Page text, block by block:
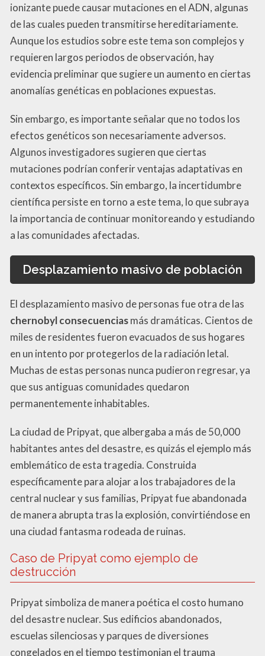
ionizante puede causar mutaciones en el ADN, algunas
de las cuales pueden transmitirse hereditariamente.
Aunque los estudios sobre este tema son complejos y
requieren largos periodos de observación, hay
evidencia preliminar que sugiere un aumento en ciertas
anomalías genéticas en poblaciones expuestas.
Sin embargo, es importante señalar que no todos los
efectos genéticos son necesariamente adversos.
Algunos investigadores sugieren que ciertas
mutaciones podrían conferir ventajas adaptativas en
contextos específicos. Sin embargo, la incertidumbre
científica persiste en torno a este tema, lo que subraya
la importancia de continuar monitoreando y estudiando
a las comunidades afectadas.
Desplazamiento masivo de población
El desplazamiento masivo de personas fue otra de las
chernobyl consecuenciasmás dramáticas. Cientos de
miles de residentes fueron evacuados de sus hogares
en un intento por protegerlos de la radiación letal.
Muchas de estas personas nunca pudieron regresar, ya
que sus antiguas comunidades quedaron
permanentemente inhabitables.
La ciudad de Pripyat, que albergaba a más de 50,000
habitantes antes del desastre, es quizás el ejemplo más
emblemático de esta tragedia. Construida
específicamente para alojar a los trabajadores de la
central nuclear y sus familias, Pripyat fue abandonada
de manera abrupta tras la explosión, convirtiéndose en
una ciudad fantasma rodeada de ruinas.
Caso de Pripyat como ejemplo de
destrucción
Pripyat simboliza de manera poética el costo humano
del desastre nuclear. Sus edificios abandonados,
escuelas silenciosas y parques de diversiones
congelados en el tiempo testimonian el trauma